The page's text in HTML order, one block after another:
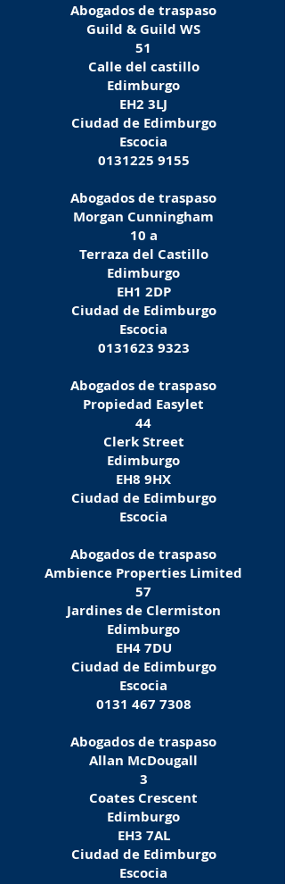
Abogados de traspaso
Guild & Guild WS
51
Calle del castillo
Edimburgo
EH2 3LJ
Ciudad de Edimburgo
Escocia
0131225 9155
Abogados de traspaso
Morgan Cunningham
10 a
Terraza del Castillo
Edimburgo
EH1 2DP
Ciudad de Edimburgo
Escocia
0131623 9323
Abogados de traspaso
Propiedad Easylet
44
Clerk Street
Edimburgo
EH8 9HX
Ciudad de Edimburgo
Escocia
Abogados de traspaso
Ambience Properties Limited
57
Jardines de Clermiston
Edimburgo
EH4 7DU
Ciudad de Edimburgo
Escocia
0131 467 7308
Abogados de traspaso
Allan McDougall
3
Coates Crescent
Edimburgo
EH3 7AL
Ciudad de Edimburgo
Escocia